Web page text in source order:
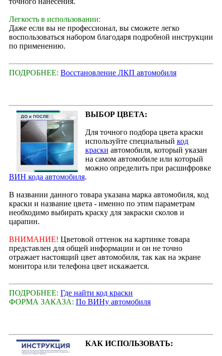
Легкость в использовании:
Даже если вы не профессионал, вы сможете легко
воспользоваться набором благодаря подробной инструкции
по применению.
ПОДРОБНЕЕ: Восстановление ЛКП автомобиля
ВЫБОР ЦВЕТА:
Для точного подбора цвета краски
используйте специальный код
краски автомобиля, который указан
на самом автомобиле или который
можно определить при расшифровке
ВИН кода автомобиля.
В названии данного товара указана марка автомобиля, код
краски и название цвета - именно по этим параметрам
необходимо выбирать краску для закраски сколов и
царапин.
ВНИМАНИЕ! Цветовой оттенок на картинке товара
представлен для общей информации и он не точно
отражает настоящий цвет автомобиля, так как на экране
монитора или телефона цвет искажается.
ПОДРОБНЕЕ: Где найти код краски
ФОРМА ЗАКАЗА: По ВИНу автомобиля
КАК ИСПОЛЬЗОВАТЬ: